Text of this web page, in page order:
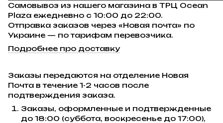
Самовывоз из нашего магазина в ТРЦ Ocean
Plaza ежедневно с 10:00 до 22:00.
Отправка заказов через «Новая почта» по
Украине — по тарифам перевозчика.
Подробнее про доставку
Заказы передаются на отделение Новая
Почта в течение 1-2 часов после
подтверждения заказа.
Заказы, оформленные и подтвержденные
до 18:00 (суббота, воскресенье до 17:00),